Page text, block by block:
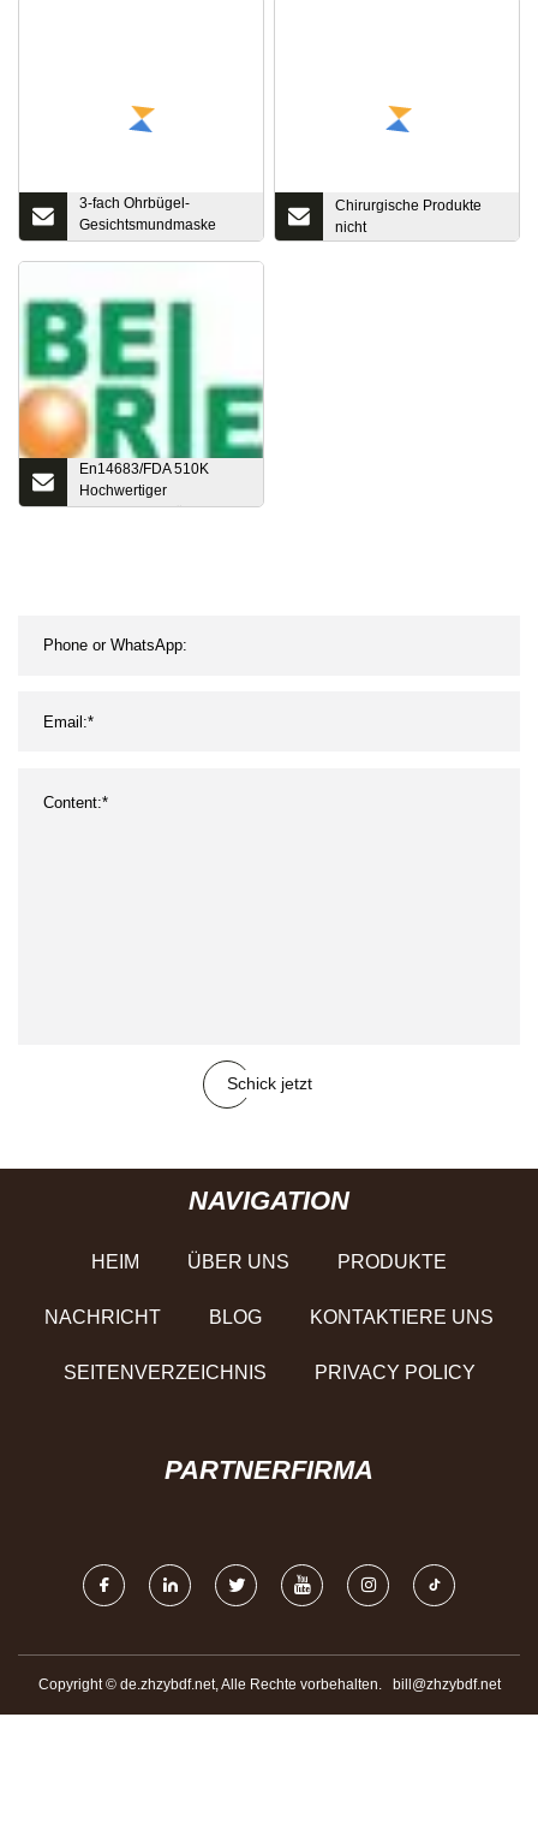
3-fach Ohrbügel-
Gesichtsmundmaske
China Lieferanten
Chirurgische Produkte
nicht
En14683/FDA 510K
Hochwertiger
Einwegartikel für
Schick jetzt
NAVIGATION
HEIM ÜBER UNS PRODUKTE
NACHRICHT BLOG KONTAKTIERE UNS
SEITENVERZEICHNIS PRIVACY POLICY
PARTNERFIRMA
Copyright © de.zhzybdf.net, Alle Rechte vorbehalten. bill@zhzybdf.net